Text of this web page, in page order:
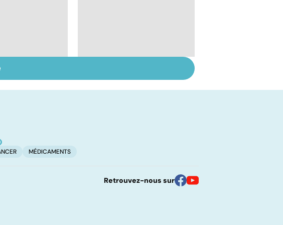
le
à l'acte
complexe
MÉDICAMENTS
Retrouvez-nous sur